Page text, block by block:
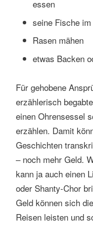
essen
seine Fische
Rasen mähen
etwas Backen
Für gehobene
erzählerisch
einen Ohrensessel
erzählen. Damit
Geschichten
– noch mehr Geld.
kann ja auch einen
oder Shanty-Chor
Geld können sich
Reisen leisten und